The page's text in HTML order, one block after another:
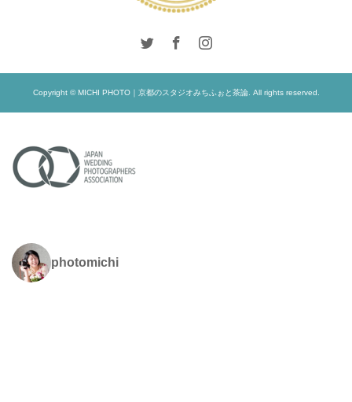
Copyright © MICHI PHOTO｜京都のスタジオみちふぉと茶論. All rights reserved.
photomichi